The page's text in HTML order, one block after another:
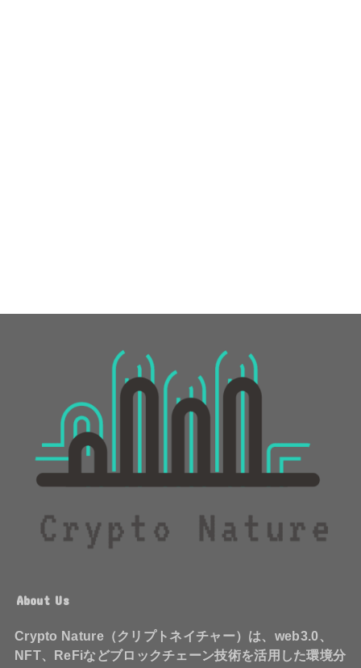
About Us
Crypto Nature（クリプトネイチャー）は、web3.0、
NFT、ReFiなどブロックチェーン技術を活用した環境分